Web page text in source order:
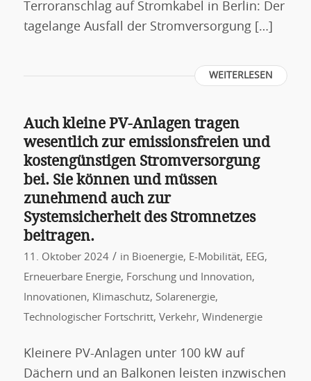
Terroranschlag auf Stromkabel in Berlin: Der
tagelange Ausfall der Stromversorgung […]
WEITERLESEN
Auch kleine PV-Anlagen tragen
wesentlich zur emissionsfreien und
kostengünstigen Stromversorgung
bei. Sie können und müssen
zunehmend auch zur
Systemsicherheit des Stromnetzes
beitragen.
11. Oktober 2024 / in Bioenergie, E-Mobilität, EEG,
Erneuerbare Energie, Forschung und Innovation,
Innovationen, Klimaschutz, Solarenergie,
Technologischer Fortschritt, Verkehr, Windenergie
Kleinere PV-Anlagen unter 100 kW auf
Dächern und an Balkonen leisten inzwischen